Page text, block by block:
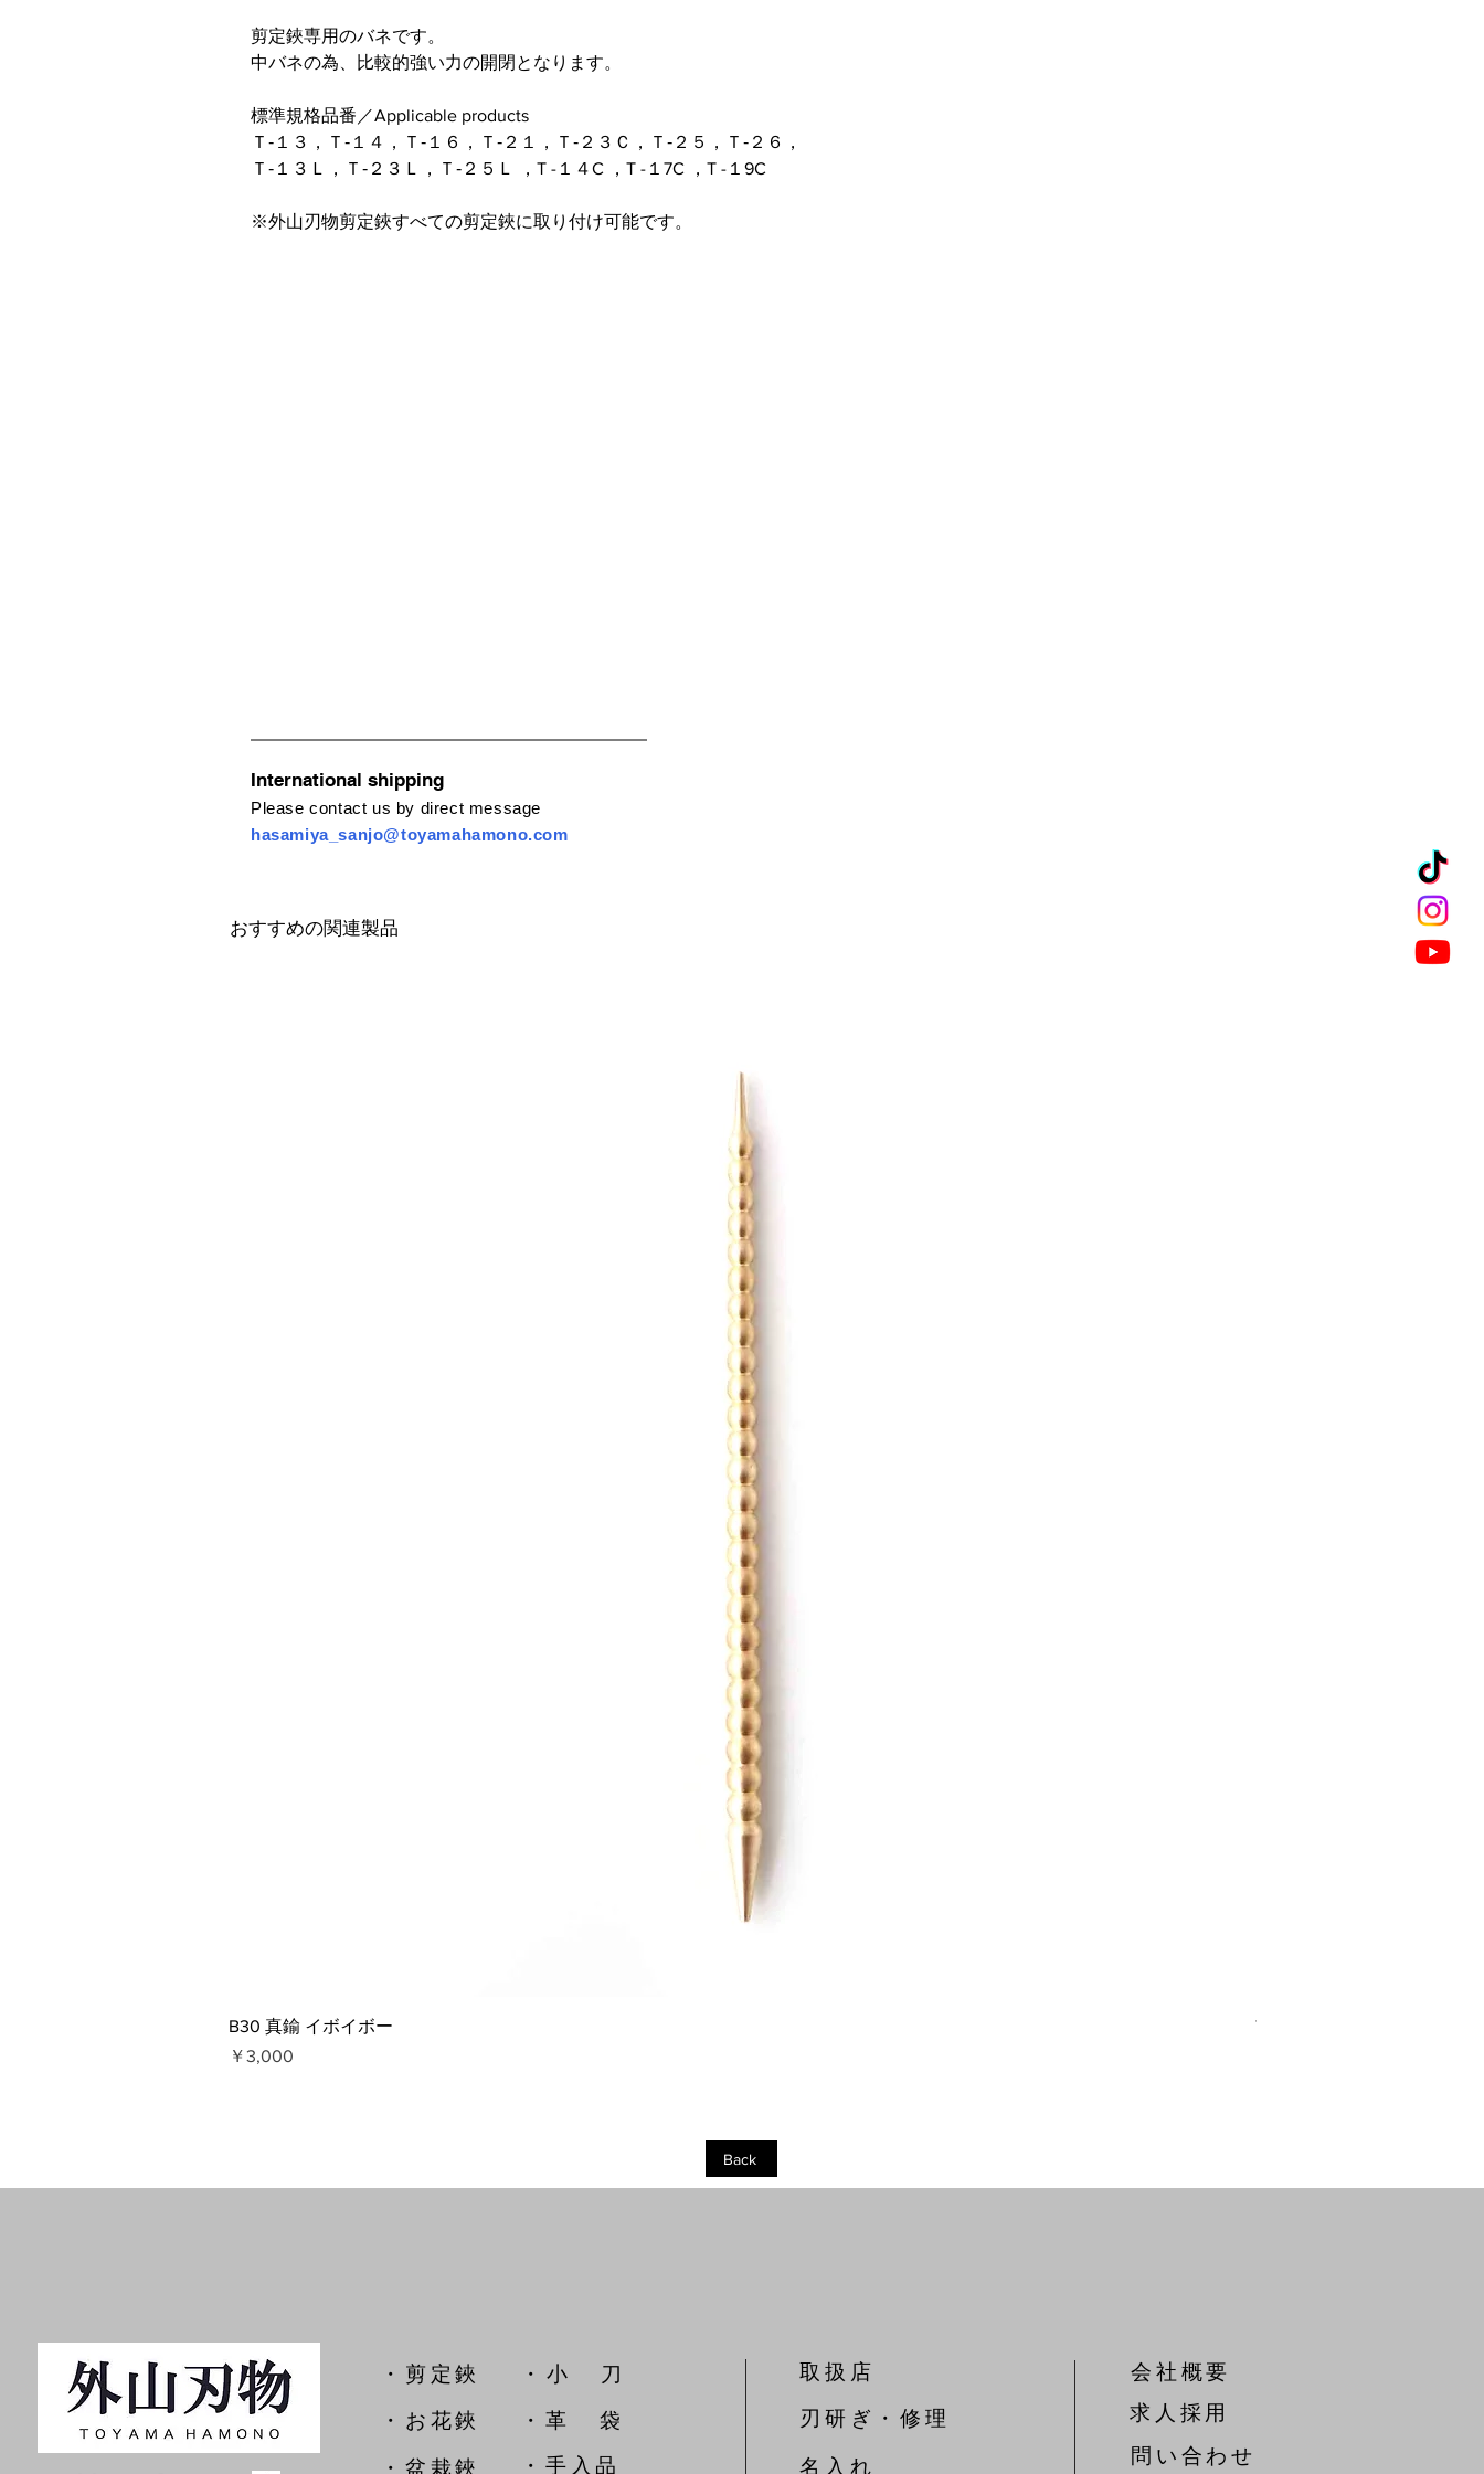
剪定鋏専用のバネです。
中バネの為、比較的強い力の開閉となります。
標準規格品番／Applicable products
Ｔ‐１３，Ｔ‐１４，Ｔ‐１６，Ｔ‐２１，Ｔ‐２３Ｃ，Ｔ‐２５，Ｔ‐２６，
Ｔ‐１３Ｌ，Ｔ‐２３Ｌ，Ｔ‐２５Ｌ ，T -１４C ，T -１7C ，T -１9C
※外山刃物剪定鋏すべての剪定鋏に取り付け可能です。
International shipping
Please contact us by direct message
hasamiya_sanjo@toyamahamono.com
おすすめの関連製品
B30 真鍮 イボイボー
価格
￥3,000
T104 針金切鋏
Back
​・剪定鋏
​・ 小 刀
​・お花鋏
・革 袋
・盆栽鋏 ​・手入品
取扱店
刃研ぎ・修理
名入れ
会社概要
​求人採用
問い合わせ